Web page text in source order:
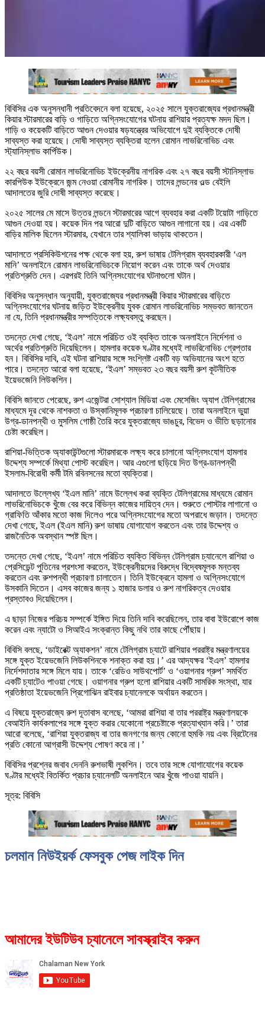
বিবিসির এক অনুসন্ধানী প্রতিবেদনে বলা হয়েছে, ২০২৫ সালে যুক্তরাজ্যের প্রধানমন্ত্রী
কিয়ার স্টারমারের বাড়ি ও গাড়িতে অগ্নিসংযোগের ঘটনায় রাশিয়ার প্রত্যক্ষ মদদ ছিল।
গাড়ি ও কয়েকটি বাড়িতে আগুন দেওয়ার ষড়যন্ত্রের অভিযোগে দুই ব্যক্তিকে দোষী
সাব্যস্ত করা হয়েছে। দোষী সাব্যস্ত ব্যক্তিরা হলেন রোমান লাভরিনোভিচ এবং
স্ট্যানিস্লাভ কার্পিউক।
২২ বছর বয়সী রোমান লাভরিনোভিচ ইউক্রেনীয় নাগরিক এবং ২৭ বছর বয়সী স্টানিস্লাভ
কারপিউক ইউক্রেনে জন্ম নেওয়া রোমানীয় নাগরিক। তাদের লন্ডনের ওল্ড বেইলি
আদালতের জুরি দোষী সাব্যস্ত করেছে।
২০২৫ সালের মে মাসে উত্তর লন্ডনে স্টারমারের আগে ব্যবহার করা একটি টয়োটা গাড়িতে
আগুন দেওয়া হয়। কয়েক দিন পর আরো দুটি বাড়িতে আগুন লাগানো হয়। এর একটি
বাড়ির মালিক ছিলেন স্টারমার, যেখানে তার শ্যালিকা ভাড়ায় থাকতেন।
আদালতে প্রসিকিউশনের পক্ষ থেকে বলা হয়, রুশ ভাষায় টেলিগ্রাম ব্যবহারকারী ‘এল
মানি’ অনলাইনে রোমান লাভরিনোভিচকে নিয়োগ করেন এবং তাকে অর্থ দেওয়ার
প্রতিশ্রুতি দেন। এরপরই তিনি অগ্নিসংযোগের ঘটনাগুলো ঘটান।
বিবিসির অনুসন্ধান অনুযায়ী, যুক্তরাজ্যের প্রধানমন্ত্রী কিয়ার স্টারমারের বাড়িতে
অগ্নিসংযোগের ঘটনায় জড়িত ইউক্রেনীয় যুবক রোমান লাভরিনোভিচ সম্ভবত জানতেন
না যে, তিনি প্রধানমন্ত্রীর সম্পত্তিকে লক্ষ্যবস্তু করছেন।
তদন্তে দেখা গেছে, ‘ইএল’ নামে পরিচিত ওই ব্যক্তি তাকে অনলাইনে নির্দেশনা ও
অর্থের প্রতিশ্রুতি দিয়েছিলেন। হামলার কয়েক ঘণ্টার মধ্যেই লাভরিনোভিচ গ্রেপ্তার
হন। বিবিসির দাবি, এই ঘটনা রাশিয়ার সঙ্গে সংশ্লিষ্ট একটি বড় অভিযানের অংশ হতে
পারে। তদন্তে আরো বলা হয়েছে, ‘ইএল’ সম্ভবত ২৩ বছর বয়সী রুশ কূটনীতিক
ইয়েভজেনি লিউকশিন।
বিবিসি জানতে পেরেছে, রুশ এজেন্টরা সোশ্যাল মিডিয়া এবং মেসেজিং অ্যাপ টেলিগ্রামের
মাধ্যমে দূর থেকে নাশকতা ও উস্কানিমূলক প্রচারণা চালিয়েছে। তারা অনলাইনে ভুয়া
উগ্র-ডানপন্থী ও মুসলিম গোষ্ঠী তৈরি করে যুক্তরাজ্যে ভাঙচুর, বিভেদ ও ভীতি ছড়ানোর
চেষ্টা করেছিল।
রাশিয়া-ভিত্তিক অ্যাকাউন্টগুলো স্টারমারকে লক্ষ্য করে চালানো অগ্নিসংযোগ হামলার
উদ্দেশ্য সম্পর্কে মিথ্যা পোস্ট করেছিল। আর এগুলো ছড়িয়ে দিত উগ্র-ডানপন্থী
ইসলাম-বিরোধী কর্মী টমি রবিনসনের মতো ব্যক্তিরা।
আদালতে উল্লেখ্য ‘ইএল মানি’ নামে উল্লেখ করা ব্যক্তি টেলিগ্রামের মাধ্যমে রোমান
লাভরিনোভিচকে খুঁজে বের করে বিভিন্ন কাজের দায়িত্ব দেন। শুরুতে পোস্টার লাগানো ও
গ্রাফিতি আঁকার মতো কাজ দিলেও পরে অগ্নিসংযোগের মতো অপরাধে জড়ান। তদন্তে
দেখা গেছে, ইএল (ইএল মানি) রুশ ভাষায় যোগাযোগ করতেন এবং তার উদ্দেশ্য ও
রাজনৈতিক অবস্থান স্পষ্ট ছিল।
তদন্তে দেখা গেছে, ‘ইএল’ নামে পরিচিত ব্যক্তি বিভিন্ন টেলিগ্রাম চ্যানেলে রাশিয়া ও
প্রেসিডেন্ট পুতিনের প্রশংসা করতেন, ইউক্রেনীয়দের বিরুদ্ধে বিদ্বেষমূলক মন্তব্য
করতেন এবং রুশপন্থী প্রচারণা চালাতেন। তিনি ইউক্রেনে হামলা ও অগ্নিসংযোগে
উসকানি দিতেন। এসব কাজের জন্য ১ হাজার ডলার ও রুশ নাগরিকত্ব দেওয়ার
প্রস্তাবও দিয়েছিলেন।
এ ছাড়া নিজের পরিচয় সম্পর্কে ইঙ্গিত দিয়ে তিনি দাবি করেছিলেন, তার বাবা ইউরোপে কাজ
করেন এবং ন্যাটো ও সিআইএ সংক্রান্ত কিছু নথি তার কাছে পৌঁছায়।
বিবিসি বলছে, ‘ডাইরেক্ট অ্যাকশন’ নামে টেলিগ্রাম চ্যাটে রাশিয়ার পররাষ্ট্র মন্ত্রণালয়ের
সঙ্গে যুক্ত ইয়েভজেনি লিউকশিনকে শনাক্ত করা হয়।’ এর আদ্যক্ষর ‘ইএল’ হামলার
নির্দেশদাতার সঙ্গে মিলে যায়। তাকে ‘রেডিও সাউথপোর্ট’ ও ‘ওয়াগনার গ্রুপ’ সমর্থিত
একটি চ্যাটেও পাওয়া গেছে। ওয়াগনার গ্রুপ হলো রাশিয়ার একটি সামরিক সংস্থা, যার
প্রতিষ্ঠাতা ইয়েভজেনি প্রিগোঝিন রাইবার চ্যানেলকে অর্থায়ন করতেন।
এ বিষয়ে যুক্তরাজ্যে রুশ দূতাবাস বলেছে, ‘আমরা রাশিয়া বা তার পররাষ্ট্র মন্ত্রণালয়কে
বেআইনি কার্যকলাপের সঙ্গে যুক্ত করার যেকোনো প্রচেষ্টাকে প্রত্যাখ্যান করি।’ তারা
আরো বলেছে, ‘রাশিয়া যুক্তরাজ্য বা তার জনগণের জন্য কোনো হুমকি নয় এবং ব্রিটেনের
প্রতি কোনো আগ্রাসী উদ্দেশ্য পোষণ করে না।’
বিবিসির প্রশ্নের জবাব দেননি রুশভাষী লুকশিন। তবে তার সঙ্গে যোগাযোগের কয়েক
ঘণ্টার মধ্যেই বিতর্কিত প্রচার চ্যানেলটি অনলাইনে আর খুঁজে পাওয়া যায়নি।
সূত্র: বিবিসি
চলমান নিউইয়র্ক ফেসবুক পেজ লাইক দিন
আমাদের ইউটিউব চ্যানেলে সাবস্ক্রাইব করুন